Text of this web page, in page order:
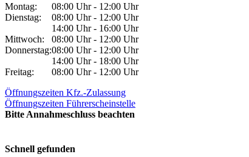
Montag:
08:00 Uhr - 12:00 Uhr
Dienstag:
08:00 Uhr - 12:00 Uhr
14:00 Uhr - 16:00 Uhr
Mittwoch:
08:00 Uhr - 12:00 Uhr
Donnerstag:08:00 Uhr - 12:00 Uhr
14:00 Uhr - 18:00 Uhr
Freitag:
08:00 Uhr - 12:00 Uhr
Öffnungszeiten Kfz.-Zulassung
Öffnungszeiten Führerscheinstelle
Bitte Annahmeschluss beachten
Schnell gefunden